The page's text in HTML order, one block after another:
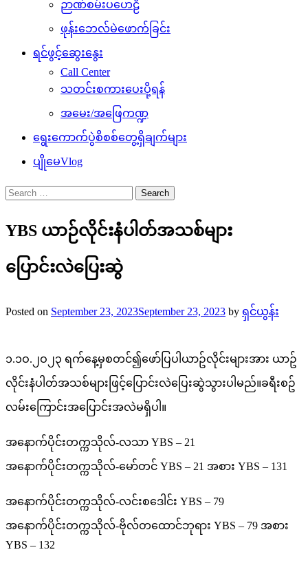
ဉာဏ်စမ်းပဟေဠိ
ဖုန်းဘေလ်မဲဖောက်ခြင်း
ရင်ဖွင့်ဆွေးနွေး
Call Center
သတင်းစကားပေးပို့ရန်
အမေး/အဖြေကဏ္ဍ
ရွေးကောက်ပွဲစိစစ်တွေ့ရှိချက်များ
ပျိုမေVlog
Search
for:
YBS ယာဉ်လိုင်းနံပါတ်အသစ်များ
ပြောင်းလဲပြေးဆွဲ
Posted on September 23, 2023September 23, 2023 by ရှင်ယွန်း
၁.၁ဝ.၂ဝ၂၃ ရက်နေ့မှစတင်၍ဖော်ပြပါယာဥ်လိုင်းများအား ယာဥ်
လိုင်းနံပါတ်အသစ်များဖြင့်ပြောင်းလဲပြေးဆွဲသွားပါမည်။ခရီးစဥ်
လမ်းကြောင်းအပြောင်းအလဲမရှိပါ။
အနောက်ပိုင်းတက္ကသိုလ်-လသာ YBS – 21
အနောက်ပိုင်းတက္ကသိုလ်-မော်တင် YBS – 21 အစား YBS – 131
အနောက်ပိုင်းတက္ကသိုလ်-လင်းစဒေါင်း YBS – 79
အနောက်ပိုင်းတက္ကသိုလ်-ဗိုလ်တထောင်ဘုရား YBS – 79 အစား
YBS – 132